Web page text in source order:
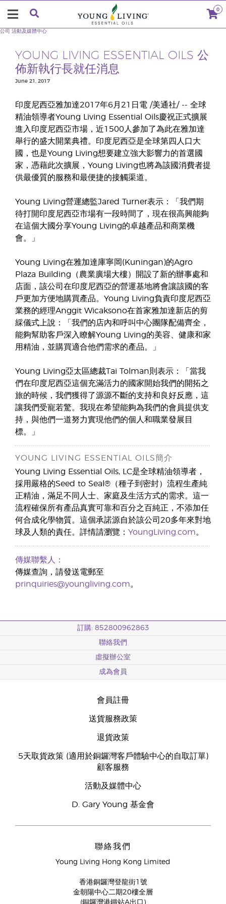
0
公司 活動及媒體中心
YOUNG LIVING ESSENTIAL OILS 公
佈新執行長就任消息
June 21, 2017
印度尼西亞雅加達2017年6月21日電 /美通社/ -- 全球
精油領導者Young Living Essential Oils慶祝正式擴展
進入印度尼西亞市場，近1500人參加了為此在雅加達
舉行的盛大開業典禮。印度尼西亞是全球第四人口大
國，也是Young Living想要建立強大影響力的首選國
家，憑藉此次擴展，Young Living也將為該國消費者提
供最優質的服務和最便捷的接觸渠道。
Young Living營運總監Jared Turner表示：「我們期
待打開印度尼西亞市場有一段時間了，現在很高興能夠
在這個大國分享Young Living的卓越產品和商業機
會。」
Young Living在雅加達庫寧岡(Kuningan)的Agro
Plaza Building（農業廣場大樓）開設了新的辦事處和
店面，該公司在印度尼西亞的營運基地將會讓該國的客
戶更加方便地購買產品。Young Living負責印度尼西亞
業務的經理Anggit Wicaksono在首家雅加達新店的剪
綵儀式上說：「我們的店內和呼叫中心團隊配備齊全，
能夠幫助客戶深入瞭解Young Living的美容、健康和家
用精油，並購買適合他們需求的產品。」
Young Living亞太區總裁Tai Tolman則表示：「當我
們在印度尼西亞這個充滿活力的國家開始我們的開拓之
旅的時候，我們獲得了源源不斷的支持和良好反應，這
讓我們受寵若驚。我現在希望能夠為我們的會員提供支
持，與他們一道努力實現他們的個人和職業發展目
標。」
YOUNG LIVING ESSENTIAL OILS簡介
Young Living Essential Oils, LC是全球精油領導者，
採用嚴格的Seed to Seal®（種子到密封）流程生產純
正精油，滿足不同人士、家庭及生活方式的需求。這一
流程確保所有產品真實可靠和百分之百純正，不添加任
何合成化學物質。這個承諾源自於該公司20多年來對地
球及人類的責任。詳情請瀏覽： YoungLiving.com。
傳媒聯繫人：
傳媒查詢，請發送電郵至
prinquiries@youngliving.com。
訂購: 852800962863
聯絡我們
虛擬辦公室
成為會員
會員註冊
送貨服務政策
退貨政策
5天取貨政策 (適用於銅鑼灣客戶體驗中心的自取訂單)
顧客服務
活動及媒體中心
D. Gary Young 基金會
聯絡我們
Young Living Hong Kong Limited
香港銅鑼灣登龍街1號
金朝陽中心二期20樓全層
(銅鑼灣港鐵站A出口)